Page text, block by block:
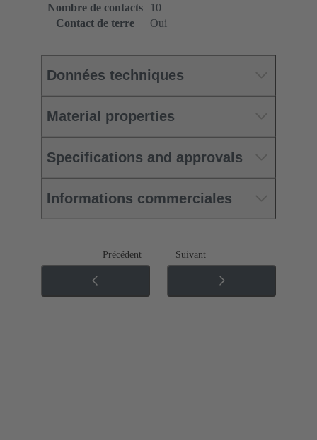
Nombre de contacts
10
Contact de terre
Oui
Données techniques
Material properties
Specifications and approvals
Informations commerciales
Précédent Suivant